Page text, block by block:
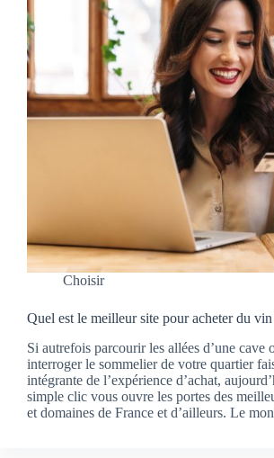
Choisir
Quel est le meilleur site pour acheter du vin
Si autrefois parcourir les allées d’une cave
interroger le sommelier de votre quartier
intégrante de l’expérience d’achat,
simple clic vous ouvre les portes des
et domaines de France et d’ailleurs. Le